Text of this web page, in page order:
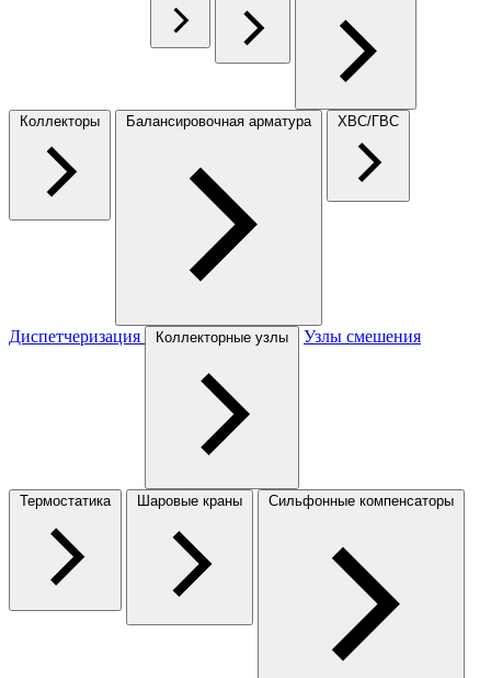
Коллекторы Балансировочная арматура ХВС/ГВС
Диспетчеризация Коллекторные узлы Узлы смешения
Термостатика Шаровые краны Сильфонные компенсаторы